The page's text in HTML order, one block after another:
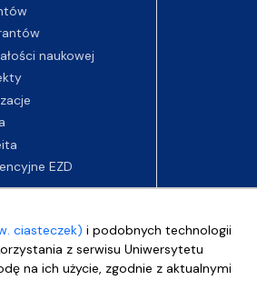
ciasteczek) i podobnych technologii
z serwisu Uniwersytetu
na ich użycie, zgodnie z aktualnymi
naukowej
EZD